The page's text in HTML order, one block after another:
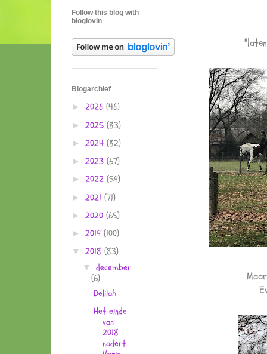
Follow this blog with
bloglovin
Blogarchief
► 2026 (46)
► 2025 (83)
► 2024 (82)
► 2023 (67)
► 2022 (59)
► 2021 (71)
► 2020 (65)
► 2019 (100)
▼ 2018 (83)
▼ december
(6)
Delilah
Het einde
van
2018
nadert.